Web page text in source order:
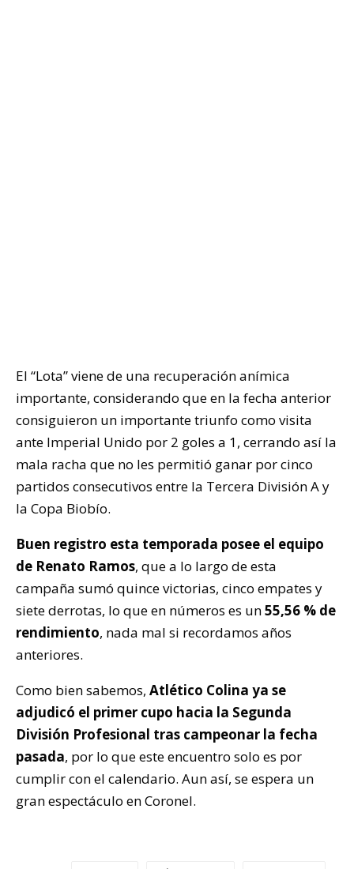
El “Lota” viene de una recuperación anímica
importante, considerando que en la fecha anterior
consiguieron un importante triunfo como visita
ante Imperial Unido por 2 goles a 1, cerrando así la
mala racha que no les permitió ganar por cinco
partidos consecutivos entre la Tercera División A y
la Copa Biobío.
Buen registro esta temporada posee el equipo
de Renato Ramos, que a lo largo de esta
campaña sumó quince victorias, cinco empates y
siete derrotas, lo que en números es un55,56 % de
rendimiento, nada mal si recordamos años
anteriores.
Como bien sabemos, Atlético Colina ya se
adjudicó el primer cupo hacia la Segunda
División Profesional tras campeonar la fecha
pasada, por lo que este encuentro solo es por
cumplir con el calendario. Aun así, se espera un
gran espectáculo en Coronel.